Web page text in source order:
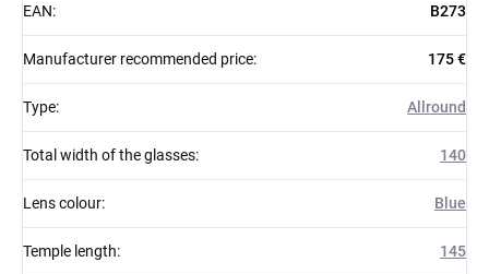
EAN: B273
Manufacturer recommended price: 175 €
Type: Allround
Total width of the glasses: 140
Lens colour: Blue
Temple length: 145